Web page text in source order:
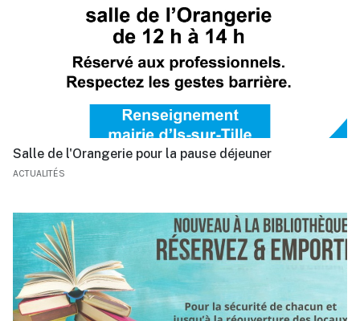
Salle de l'Orangerie pour la pause déjeuner
ACTUALITÉS